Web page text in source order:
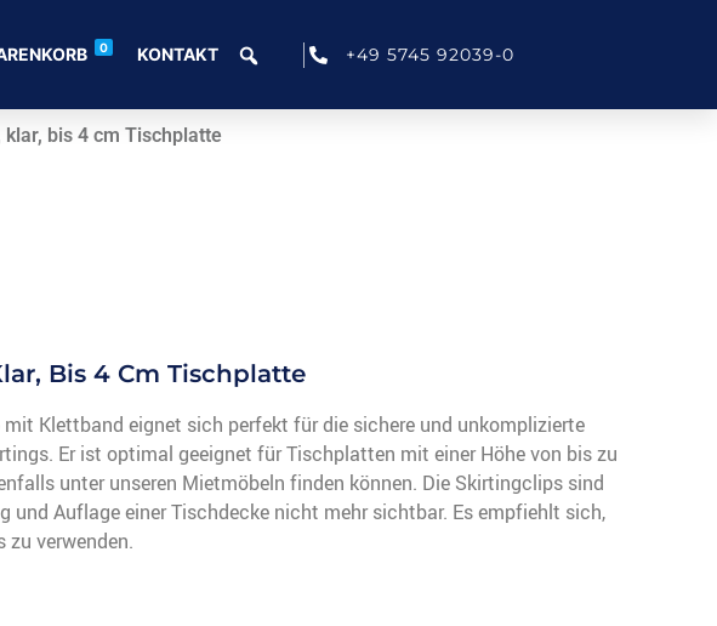
0 KONTAKT +49 5745 92039-0
bis 4 cm Tischplatte
Bis 4 Cm Tischplatte
mit Klettband eignet sich perfekt für die sichere und unkomplizierte
Er ist optimal geeignet für Tischplatten mit einer Höhe von bis zu
unter unseren Mietmöbeln finden können. Die Skirtingclips sind
und Auflage einer Tischdecke nicht mehr sichtbar. Es empfiehlt sich,
zu verwenden.